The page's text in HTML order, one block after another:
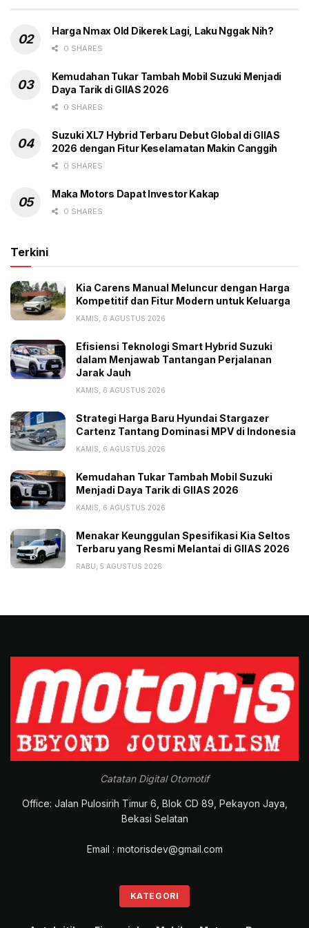
Highlander Hybrid mencatatkan rekor pertumbuhan
positif yang sangat kuat. Sementara itu unit 4Runner
melesat hingga 141 persen dan sedan legendaris
Camry tetap menjadi primadona dengan kenaikan 15,3
persen yang membuktikan kepercayaan konsumen
pasar global.
GR 86 GR Supra
Toyota GR Supra
Harga Nmax Old Dikerek Lagi, Laku Nggak Nih?
0 SHARES
Kemudahan Tukar Tambah Mobil Suzuki Menjadi
Daya Tarik di GIIAS 2026
0 SHARES
Suzuki XL7 Hybrid Terbaru Debut Global di GIIAS
2026 dengan Fitur Keselamatan Makin Canggih
0 SHARES
Maka Motors Dapat Investor Kakap
0 SHARES
Terkini
Kia Carens Manual Meluncur dengan Harga
Kompetitif dan Fitur Modern untuk Keluarga
KAMIS, 6 AGUSTUS 2026
Efisiensi Teknologi Smart Hybrid Suzuki
dalam Menjawab Tantangan Perjalanan
Jarak Jauh
KAMIS, 6 AGUSTUS 2026
Strategi Harga Baru Hyundai Stargazer
Cartenz Tantang Dominasi MPV di Indonesia
KAMIS, 6 AGUSTUS 2026
Kemudahan Tukar Tambah Mobil Suzuki
Menjadi Daya Tarik di GIIAS 2026
KAMIS, 6 AGUSTUS 2026
Menakar Keunggulan Spesifikasi Kia Seltos
Terbaru yang Resmi Melantai di GIIAS 2026
RABU, 5 AGUSTUS 2026
Catatan Digital Otomotif
Office: Jalan Pulosirih Timur 6, Blok CD 89, Pekayon Jaya,
Bekasi Selatan
Email : motorisdev@gmail.com
KATEGORI